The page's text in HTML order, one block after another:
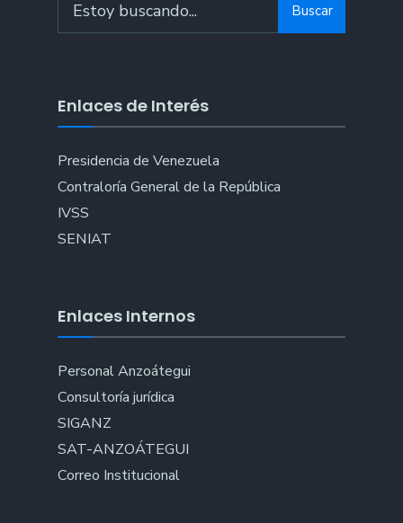
for:
Buscar
Enlaces de Interés
Presidencia de Venezuela
Contraloría General de la República
IVSS
SENIAT
Enlaces Internos
Personal Anzoátegui
Consultoría jurídica
SIGANZ
SAT-ANZOÁTEGUI
Correo Institucional